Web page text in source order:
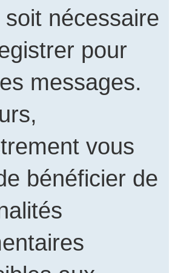
soit nécessaire
pour
messages.
vous
bénéficier de